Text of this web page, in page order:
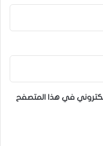
في هذا المتصفح